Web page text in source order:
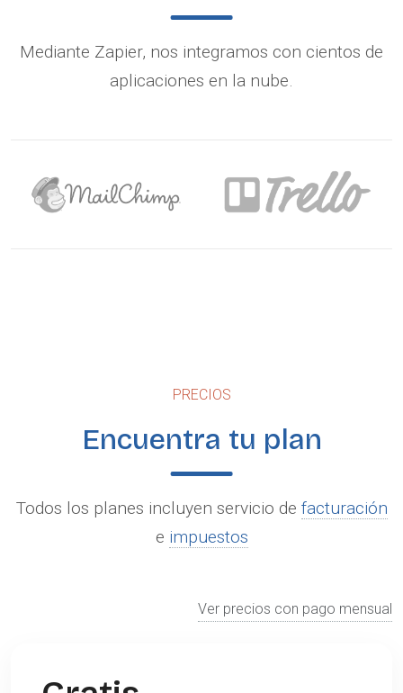
Mediante Zapier, nos integramos con cientos de
aplicaciones en la nube.
PRECIOS
Encuentra tu plan
Todos los planes incluyen servicio de facturación
e impuestos
Ver precios con pago mensual